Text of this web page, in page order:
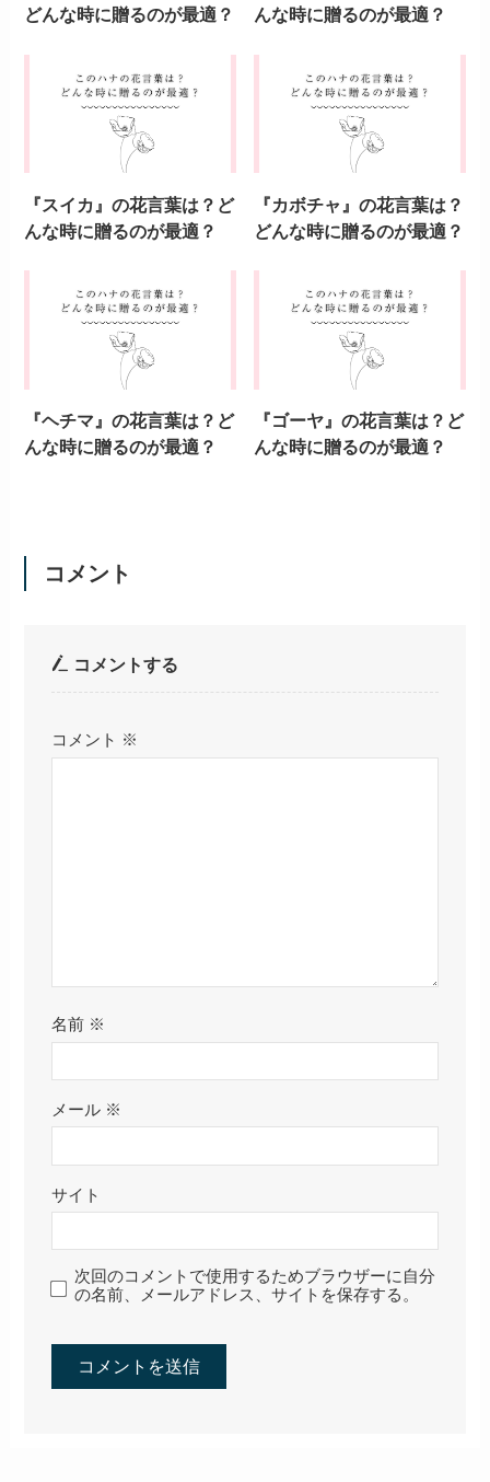
どんな時に贈るのが最適？
んな時に贈るのが最適？
『スイカ』の花言葉は？ど
んな時に贈るのが最適？
『カボチャ』の花言葉は？
どんな時に贈るのが最適？
『ヘチマ』の花言葉は？ど
んな時に贈るのが最適？
『ゴーヤ』の花言葉は？ど
んな時に贈るのが最適？
コメント
コメントする
コメント ※
名前 ※
メール ※
サイト
次回のコメントで使用するためブラウザーに自分
の名前、メールアドレス、サイトを保存する。